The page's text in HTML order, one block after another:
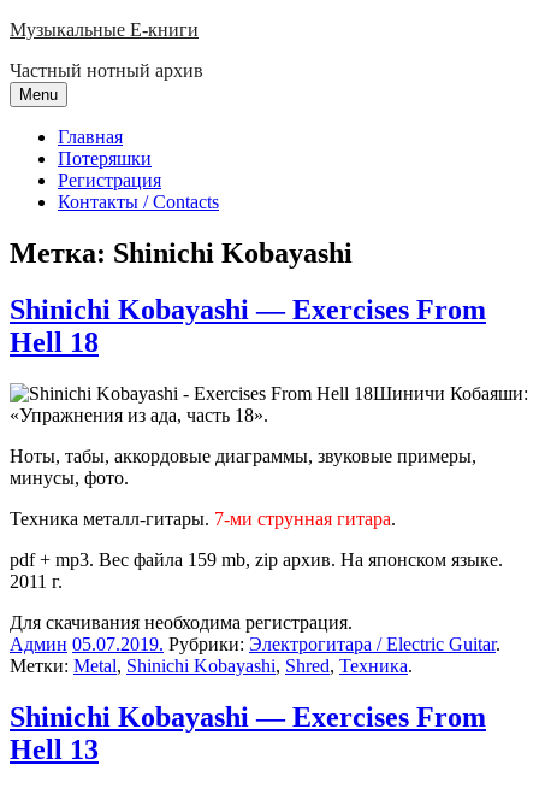
Skip
content
Музыкальные E-книги
Частный нотный архив
Menu
Главная
Потеряшки
Регистрация
Контакты / Contacts
Метка: Shinichi Kobayashi
Shinichi Kobayashi — Exercises From
Hell 18
Шиничи Кобаяши:
«Упражнения из ада, часть 18».
Ноты, табы, аккордовые диаграммы, звуковые примеры,
минусы, фото.
Техника металл-гитары. 7-ми струнная гитара.
pdf + mp3. Вес файла 159 mb, zip архив. На японском языке.
2011 г.
Для скачивания необходима регистрация.
Админ 05.07.2019. Рубрики: Электрогитара / Electric Guitar.
Метки: Metal, Shinichi Kobayashi, Shred, Техника.
Shinichi Kobayashi — Exercises From
Hell 13